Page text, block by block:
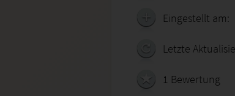
Eingestellt am:
Letzte
1 Bewertung